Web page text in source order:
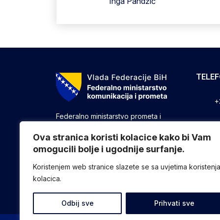
Ova stranica koristi kolacice kako bi Vam
omogucili bolje i ugodnije surfanje.
Koristenjem web stranice slazete se sa uvjetima koristenja
kolacica.
Odbij sve Prihvati sve
Federalno ministarstvo prometa i
druge poslove utvrđene zakonom koji
se odnose na ostvarivanje nadležnosti
Federacije u oblasti prometa i
komunikacija.